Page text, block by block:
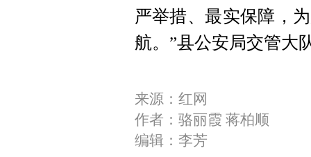
严举措、最实保障，
航。”县公安局交管大
来源：红网
作者：骆丽霞 蒋柏顺
编辑：李芳